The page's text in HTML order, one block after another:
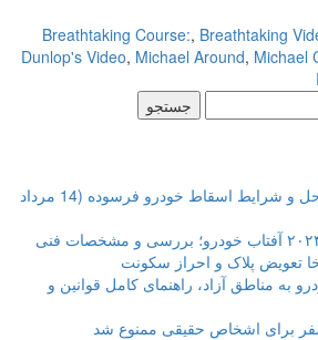
Breathtaking Course:,Breathtaking
Dunlop's Video,Michael Around,
راهنمای کامل مراحل و شرایط اسقاط خودرو فرسوده (14 مرداد
پلاک و احراز سکونت
مناطق آزاد، راهنمای کامل قوانین و
برای اشخاص حقیقی ممنوع شد